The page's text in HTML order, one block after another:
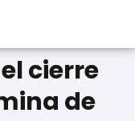
cierre
de